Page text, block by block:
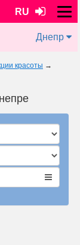
RU
Днепр
красоты →